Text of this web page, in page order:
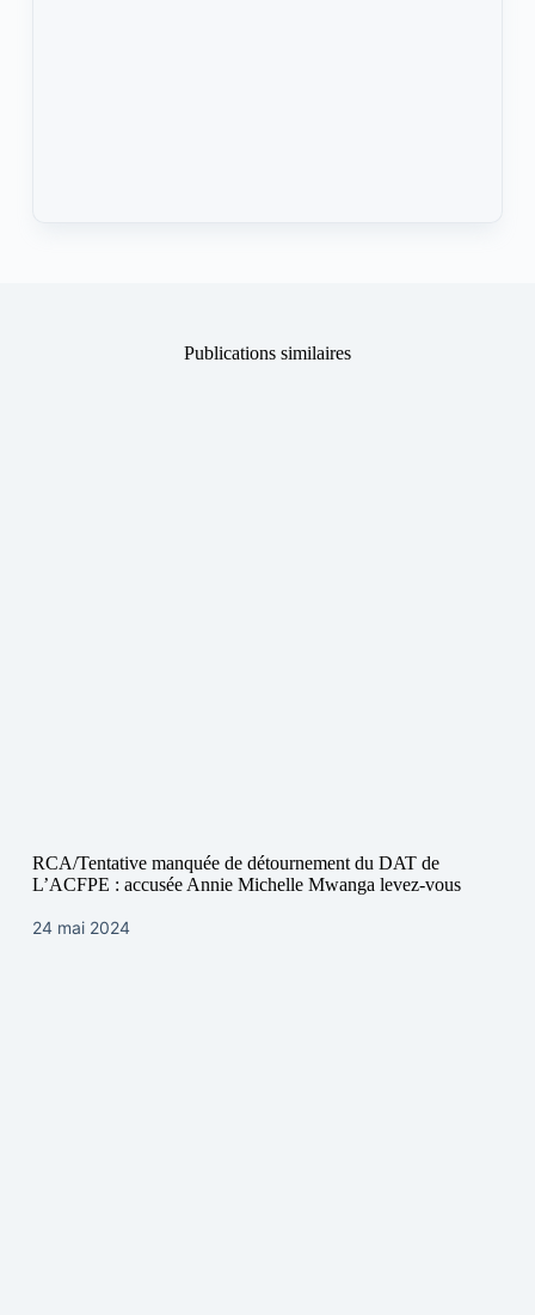
Publications similaires
RCA/Tentative manquée de détournement du DAT de
L’ACFPE : accusée Annie Michelle Mwanga levez-vous
24 mai 2024